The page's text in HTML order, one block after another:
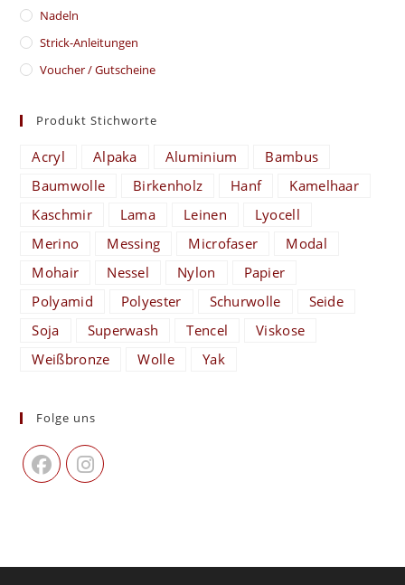
Nadeln
Strick-Anleitungen
Voucher / Gutscheine
Produkt Stichworte
Acryl Alpaka Aluminium
Bambus
Baumwolle
Birkenholz Hanf
Kamelhaar
Kaschmir
Lama Leinen
Lyocell
Merino
Messing Microfaser
Modal
Mohair
Nessel Nylon
Papier
Polyamid
Polyester Schurwolle
Seide
Soja
Superwash Tencel
Viskose
Weißbronze
Wolle Yak
Folge uns